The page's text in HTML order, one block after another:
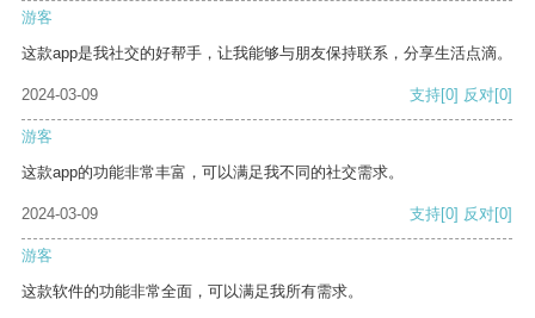
游客
这款app是我社交的好帮手，让我能够与朋友保持联系，分享生活点滴。
2024-03-09 支持[0] 反对[0]
游客
这款app的功能非常丰富，可以满足我不同的社交需求。
2024-03-09 支持[0] 反对[0]
游客
这款软件的功能非常全面，可以满足我所有需求。